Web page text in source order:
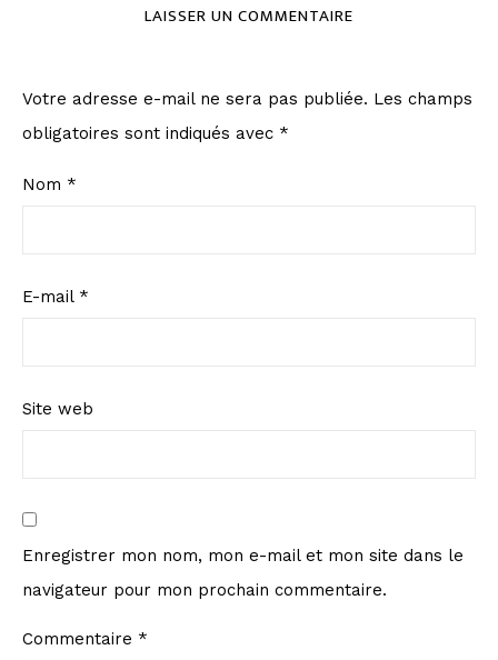
LAISSER UN COMMENTAIRE
Votre adresse e-mail ne sera pas publiée. Les champs
obligatoires sont indiqués avec *
Nom *
E-mail *
Site web
Enregistrer mon nom, mon e-mail et mon site dans le
navigateur pour mon prochain commentaire.
Commentaire *